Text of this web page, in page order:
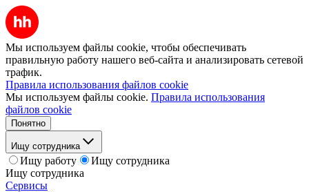
Мы используем файлы cookie, чтобы обеспечивать
правильную работу нашего веб-сайта и анализировать сетевой
трафик.
Правила использования файлов cookie
Мы используем файлы cookie. Правила использования
файлов cookie
Понятно
Ищу сотрудника
Ищу работу
Ищу сотрудника
Ищу сотрудника
Сервисы